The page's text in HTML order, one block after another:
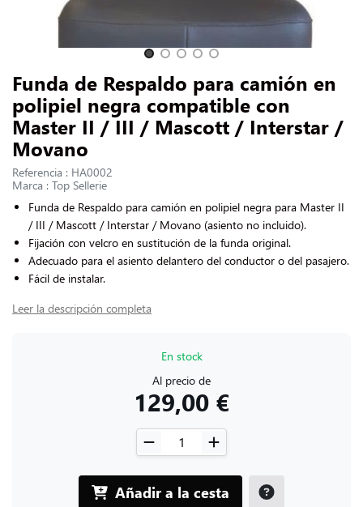
Funda de Respaldo para camión en
polipiel negra compatible con
Master II / III / Mascott / Interstar /
Movano
Referencia : HA0002
Marca : Top Sellerie
Funda de Respaldo para camión en polipiel negra para Master II
/ III / Mascott / Interstar / Movano (asiento no incluido).
Fijación con velcro en sustitución de la funda original.
Adecuado para el asiento delantero del conductor o del pasajero.
Fácil de instalar.
Leer la descripción completa
En stock
Al precio de
129,00 €
Añadir a la cesta